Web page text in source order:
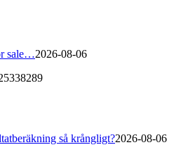
sale…2026-08-06
så krångligt?2026-08-06